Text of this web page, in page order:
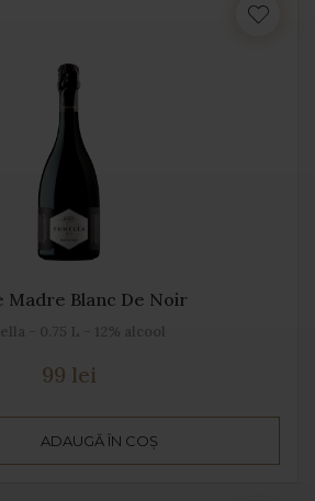
Madre Blanc De Noir
- 0.75 L - 12% alcool
99 lei
ADAUGĂ ÎN COȘ